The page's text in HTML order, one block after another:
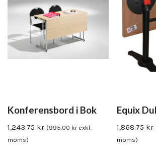
Konferensbord i Bok
1,243.75 kr (995.00 krexkl.
moms)
Equix
1,868.75 kr
moms)